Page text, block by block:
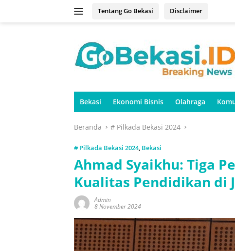
Tentang Go Bekasi Disclaimer
Bekasi Ekonomi Bisnis Olahraga
Beranda # Pilkada Bekasi 2024
# Pilkada Bekasi 2024, Bekasi
Ahmad Syaikhu: Tiga
Kualitas Pendidikan di
Admin
8 November 2024